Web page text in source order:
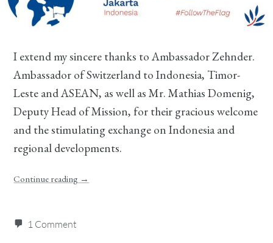
I extend my sincere thanks to Ambassador Zehnder.
Ambassador of Switzerland to Indonesia, Timor-
Leste and ASEAN, as well as Mr. Mathias Domenig,
Deputy Head of Mission, for their gracious welcome
and the stimulating exchange on Indonesia and
regional developments.
Continue reading →
1 Comment